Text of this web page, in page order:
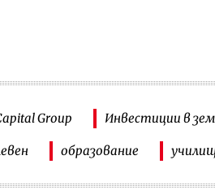
Group Инвестиции в
образование